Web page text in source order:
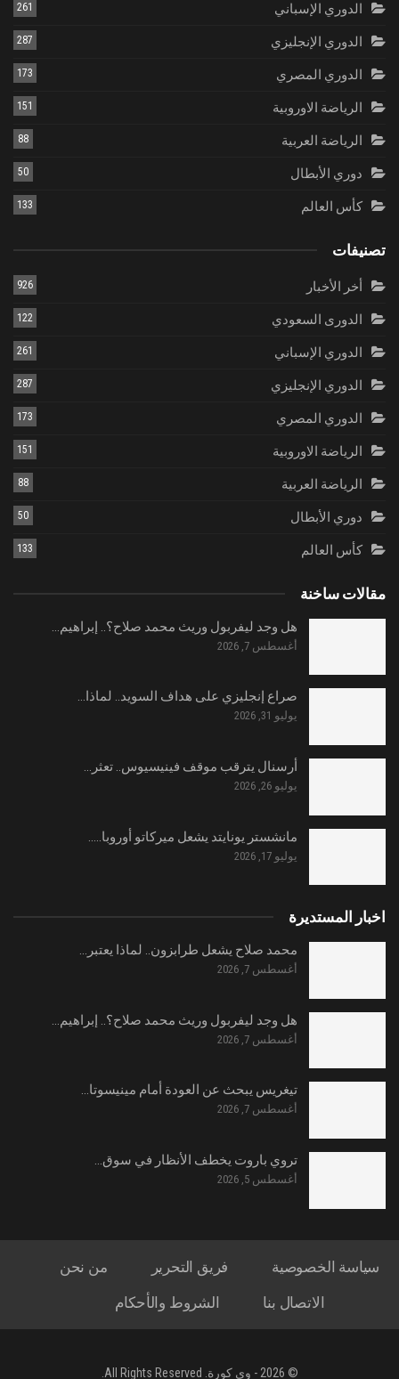
الدوري الإسباني 261
الدوري الإنجليزي 287
الدوري المصري 173
الرياضة الاوروبية 151
الرياضة العربية 88
دوري الأبطال 50
كأس العالم 133
تصنيفات
أخر الأخبار 926
الدورى السعودي 122
الدوري الإسباني 261
الدوري الإنجليزي 287
الدوري المصري 173
الرياضة الاوروبية 151
الرياضة العربية 88
دوري الأبطال 50
كأس العالم 133
مقالات ساخنة
هل وجد ليفربول وريث محمد صلاح؟.. إبراهيم…
أغسطس 7, 2026
صراع إنجليزي على هداف السويد.. لماذا…
يوليو 31, 2026
أرسنال يترقب موقف فينيسيوس.. تعثر…
يوليو 26, 2026
مانشستر يونايتد يشعل ميركاتو أوروبا..…
يوليو 17, 2026
اخبار المستديرة
محمد صلاح يشعل طرابزون.. لماذا يعتبر…
أغسطس 7, 2026
هل وجد ليفربول وريث محمد صلاح؟.. إبراهيم…
أغسطس 7, 2026
تيغريس يبحث عن العودة أمام مينيسوتا…
أغسطس 7, 2026
تروي باروت يخطف الأنظار في سوق…
أغسطس 5, 2026
سياسة الخصوصية فريق التحرير
من نحن
الاتصال بنا
الشروط والأحكام
© 2026 - وى كورة. All Rights Reserved.